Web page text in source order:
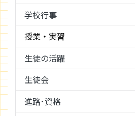
学校行事
授業・実習
生徒の活躍
生徒会
進路･資格